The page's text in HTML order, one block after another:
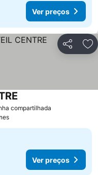
Ver preços
Partilhar
compartilhada
Ver preços